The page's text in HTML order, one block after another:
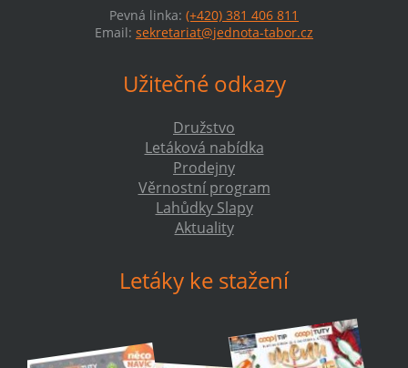
Pevná linka: (+420) 381 406 811
Email: sekretariat@jednota-tabor.cz
Užitečné odkazy
Družstvo
Letáková nabídka
Prodejny
Věrnostní program
Lahůdky Slapy
Aktuality
Letáky ke stažení